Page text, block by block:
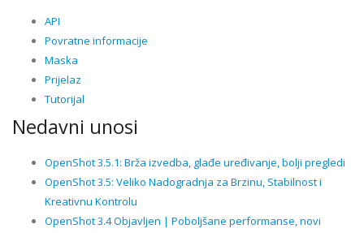
API
Povratne informacije
Maska
Prijelaz
Tutorijal
Nedavni unosi
OpenShot 3.5.1: Brža izvedba, glađe uređivanje, bolji pregledi
OpenShot 3.5: Veliko Nadogradnja za Brzinu, Stabilnost i
Kreativnu Kontrolu
OpenShot 3.4 Objavljen | Poboljšane performanse, novi